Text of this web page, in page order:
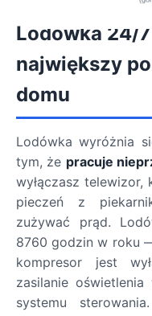
Lodówka 24/
największy
domu
Lodówka wyróżnia
tym, że pracuje
wyłączasz
pieczeń z
zużywać prąd.
8760 godzin w roku
kompresor jest
zasilanie
systemu